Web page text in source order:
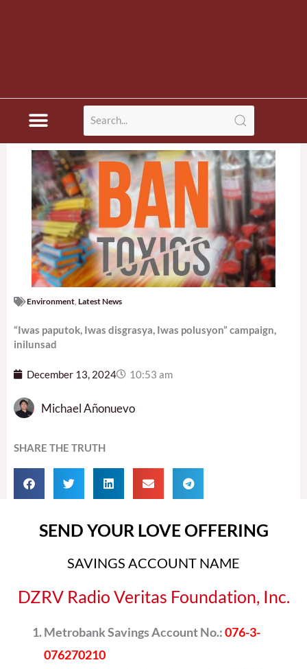
Environment Latest News
“Iwas paputok, Iwas disgrasya, Iwas polusyon” campaign,
inilunsad
December 13, 2024 10:53 am
Michael Añonuevo
SHARE THE TRUTH
SEND YOUR LOVE OFFERING
SAVINGS ACCOUNT NAME
DZRV Radio Veritas Foundation, Inc.
Metrobank Savings Account No.:076-3-
076270210